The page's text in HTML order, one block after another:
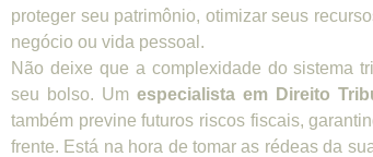
proteger seu patrimônio, otimizar seus
negócio ou vida pessoal.
Não deixe que a complexidade do sistema
seu bolso. Um especialista em Direito
também previne futuros riscos fiscais,
frente. Está na hora de tomar as rédeas da